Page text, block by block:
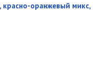
красно-оранжевый микс,